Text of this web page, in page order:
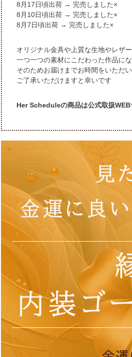
頃出荷 → 完売しました×
頃出荷 → 完売しました×
頃出荷 → 完売しました×
オリジナル金具や上質な生地やレザ
一つ一つの素材にこだわった作品に
そのためお届けまでお時間をいただ
ご了承いただけますと幸いです
Her Scheduleの商品は公式取扱